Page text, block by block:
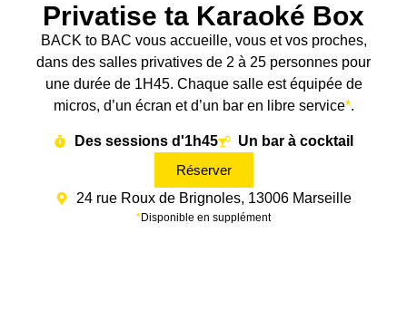
Privatise ta Karaoké Box
BACK to BAC vous accueille, vous et vos proches,
dans des salles privatives de 2 à 25 personnes pour
une durée de 1H45. Chaque salle est équipée de
micros, d’un écran et d’un bar en libre service*.
Des sessions d'1h45
Un bar à cocktail
Réserver
24 rue Roux de Brignoles, 13006 Marseille
*Disponible en supplément